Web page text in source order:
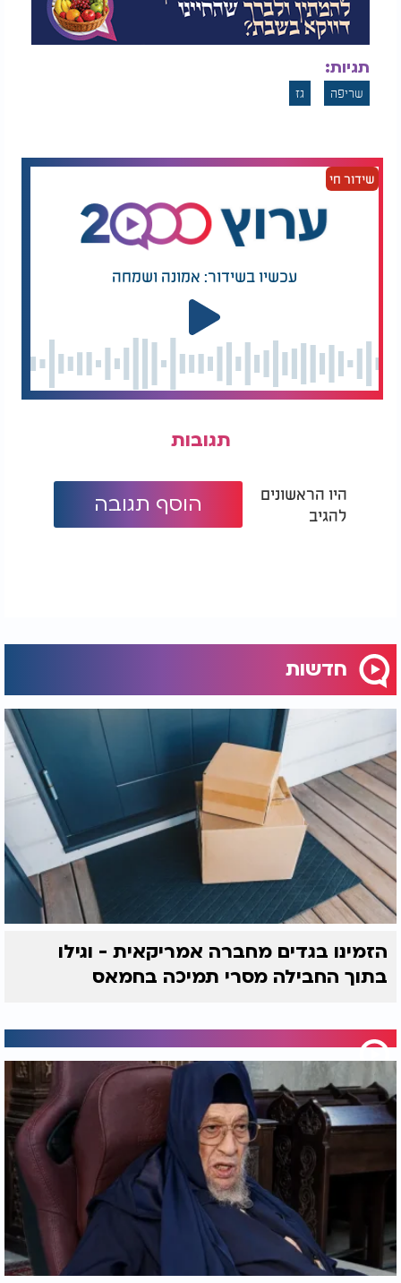
תגיות:
שריפה גז
שידור חי
עכשיו בשידור: אמונה ושמחה
תגובות
היו הראשונים
להגיב
הוסף תגובה
חדשות
הזמינו בגדים מחברה אמריקאית - וגילו
בתוך החבילה מסרי תמיכה בחמאס